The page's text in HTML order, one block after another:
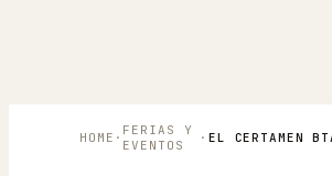
HOME · FERIAS Y
EVENTOS
·